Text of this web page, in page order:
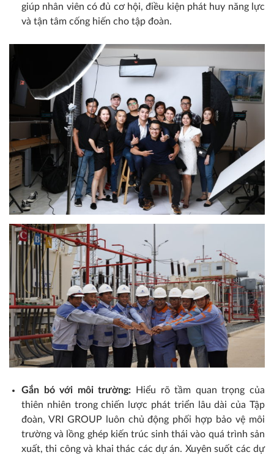
giúp nhân viên có đủ cơ hội, điều kiện phát huy năng lực
và tận tâm cống hiến cho tập đoàn.
Gắn bó với môi trường: Hiểu rõ tầm quan trọng của
thiên nhiên trong chiến lược phát triển lâu dài của Tập
đoàn, VRI GROUP luôn chủ động phối hợp bảo vệ môi
trường và lồng ghép kiến trúc sinh thái vào quá trình sản
xuất, thi công và khai thác các dự án. Xuyên suốt các dự